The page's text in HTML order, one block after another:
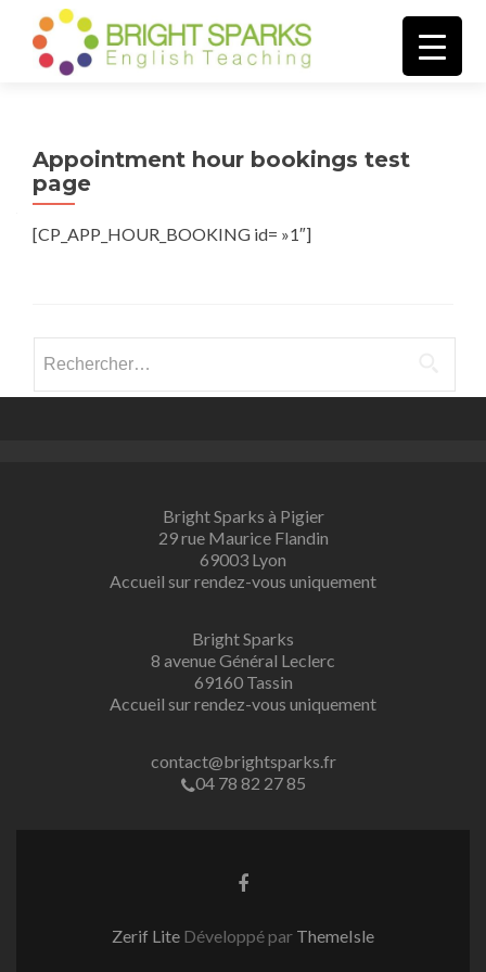
Appointment hour bookings test
page
[CP_APP_HOUR_BOOKING id= »1″]
Bright Sparks à Pigier
29 rue Maurice Flandin
69003 Lyon
Accueil sur rendez-vous uniquement
Bright Sparks
8 avenue Général Leclerc
69160 Tassin
Accueil sur rendez-vous uniquement
contact@brightsparks.fr
04 78 82 27 85
Lien
Zerif Lite Développé par ThemeIsle